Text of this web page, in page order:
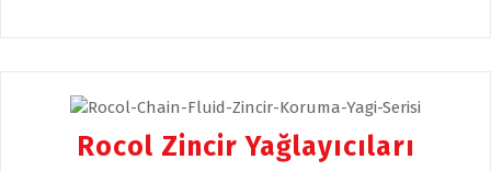
Rocol Zincir Yağlayıcıları